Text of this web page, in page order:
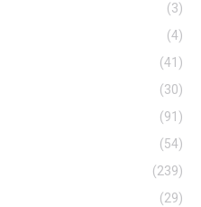
(3)
(4)
(41)
(30)
(91)
(54)
(239)
(29)